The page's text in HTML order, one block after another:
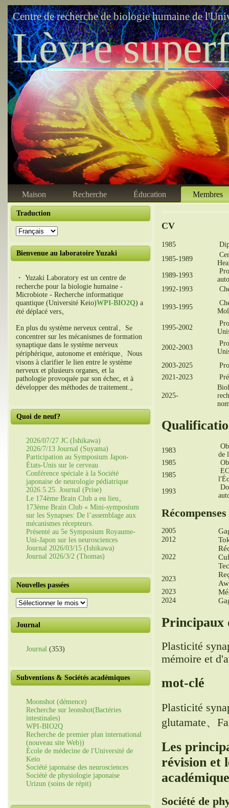
Centre de recherche de biologie humaine de
Lèvre
Maison Recherche Éducation Membres
Traduction
Bienvenue au laboratoire Yuzaki
・ Yuzaki Laboratory est un centre de
recherche pour la biologie humaine -
Microbiote - Recherche informatique
quantique (Université Keio)WPI-BIO2Q) a
été déplacé vers。
En plus du système nerveux central、Se
concentrer sur les mécanismes de formation
synaptique dans le système nerveux
périphérique, autonome et entérique、Nous
visons à clarifier le lien entre le système
nerveux et plusieurs organes, et la
pathologie provoquée par son échec, et à
développer des méthodes de traitement.。
Quoi de neuf?
2026/07/27 JC (Ishikawa)
2026/7/13 Journal (Suyama)
Participation au Symposium Japon-
États-Unis sur le cerveau
Conférence spéciale à la Société
japonaise de neurologie pédiatrique
2026.5.25. Journal (Prise)
Le 174ème Brain Club a eu lieu。
173ème Brain Club « Mini-symposium
sur les Synapses: De l’assemblage aux
mécanismes récepteurs.
Présenté au 5e Symposium Royaume-
Uni-Japon sur les neurosciences
Journal 2026/03/15 (Ishikawa)
Journal 2026/3/2 (Thomas)
Nouvelles passées
Nouvelles
passées
Journal
Journal (353)
Subventions & Sociétés académiques
Moonshot (démence)
Recherche sur leonshot(Bactéries
intestinales)
WPI-BIO2Q
Recherche de premier plan international
(nouveau site Web))
École de médecine de l'Université de
Keio
Société japonaise des neurosciences
Société de physiologie japonaise
Urizun (soins de répit)
CV
1985
1985-1989
1989-1993
1992-1993
1993-1995
1995-2002
2002-2003
2003-2025
2021-2023
2025-
1983
de
1985
1985
1993
2005
2012
2022
2023
2023
2024
Principaux
Plasticité
mémoire et
mot-clé
Plasticité
glutamate、
Les
révision et
Société de